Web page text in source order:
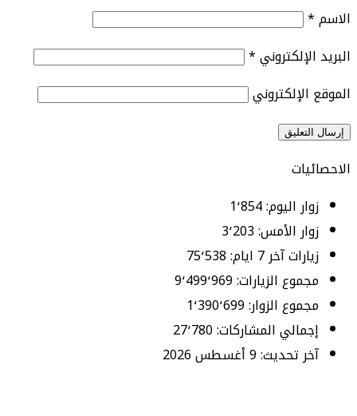
الاسم*
البريد الإلكتروني*
الموقع الإلكتروني
الاحصائيات
زوار اليوم:1٬854
زوار الأمس:3٬203
زيارات آخر 7 ايام:
75٬538
مجموع الزيارات:9٬499٬969
مجموع الزوار:1٬390٬699
إجمالي المشاركات:27٬780
آخر تحديث:9 أغسطس 2026